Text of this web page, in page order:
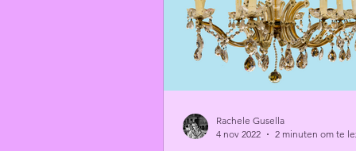
Rachele Gusella
4 nov 2022
2 minuten om te